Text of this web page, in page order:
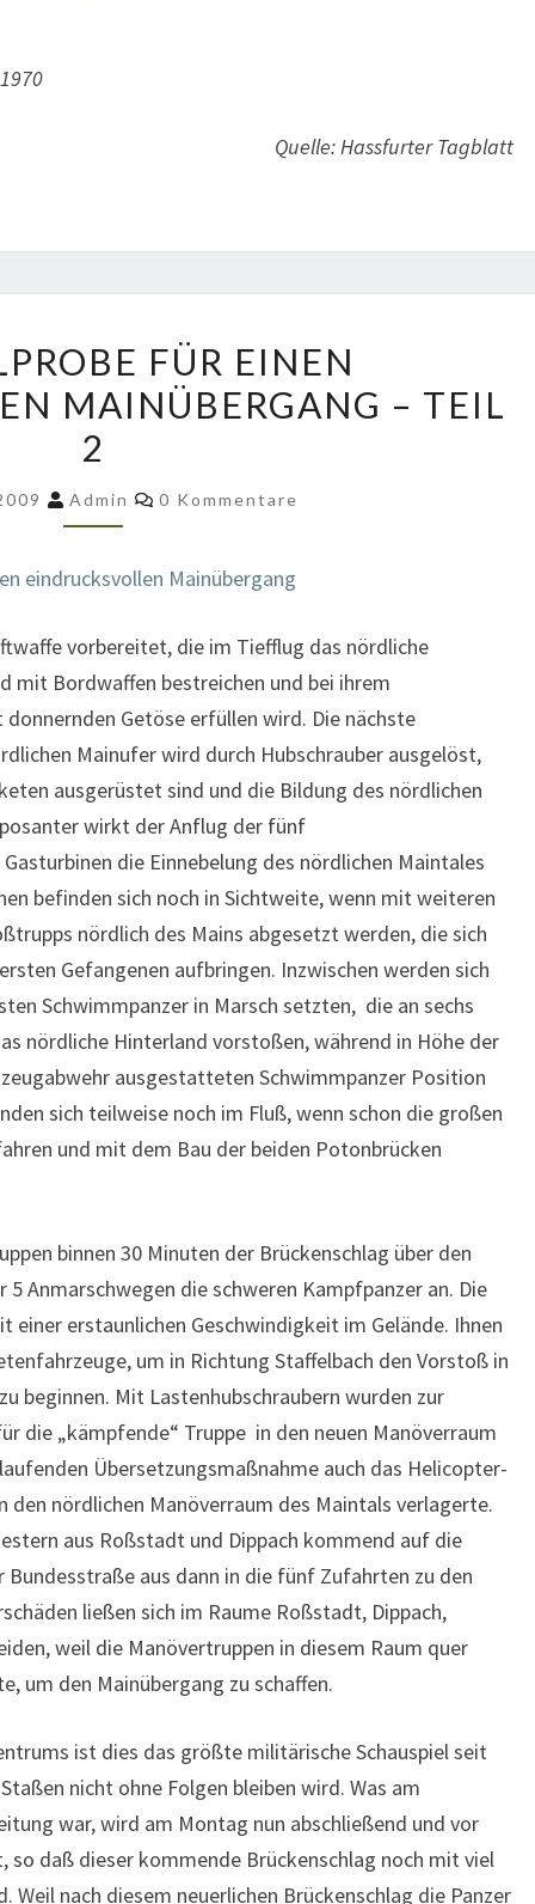
Quelle: Hassfurter Tagblatt
FÜR
EINEN
EINDRUCKSVOLLEN
–
2
FÜR EINEN
MAINÜBERGANG – TEIL
2
Admin Kommentare
0 Kommentare
eindrucksvollen Mainübergang
vorbereitet, die im Tiefflug das nördliche
mit Bordwaffen bestreichen und bei ihrem
Getöse erfüllen wird. Die nächste
Mainufer wird durch Hubschrauber ausgelöst,
ausgerüstet sind und die Bildung des nördlichen
wirkt der Anflug der fünf
die Einnebelung des nördlichen Maintales
befinden sich noch in Sichtweite, wenn mit weiteren
nördlich des Mains abgesetzt werden, die sich
Gefangenen aufbringen. Inzwischen werden sich
Schwimmpanzer in Marsch setzten, die an sechs
nördliche Hinterland vorstoßen, während in Höhe der
ausgestatteten Schwimmpanzer Position
sich teilweise noch im Fluß, wenn schon die großen
und mit dem Bau der beiden Potonbrücken
binnen 30 Minuten der Brückenschlag über den
Anmarschwegen die schweren Kampfpanzer an. Die
einer erstaunlichen Geschwindigkeit im Gelände. Ihnen
um in Richtung Staffelbach den Vorstoß in
beginnen. Mit Lastenhubschraubern wurden zur
die „kämpfende“ Truppe in den neuen Manöverraum
Übersetzungsmaßnahme auch das Helicopter-
den nördlichen Manöverraum des Maintals verlagerte.
aus Roßstadt und Dippach kommend auf die
aus dann in die fünf Zufahrten zu den
ließen sich im Raume Roßstadt, Dippach,
weil die Manövertruppen in diesem Raum quer
um den Mainübergang zu schaffen.
ist dies das größte militärische Schauspiel seit
nicht ohne Folgen bleiben wird. Was am
war, wird am Montag nun abschließend und vor
daß dieser kommende Brückenschlag noch mit viel
nach diesem neuerlichen Brückenschlag die Panzer